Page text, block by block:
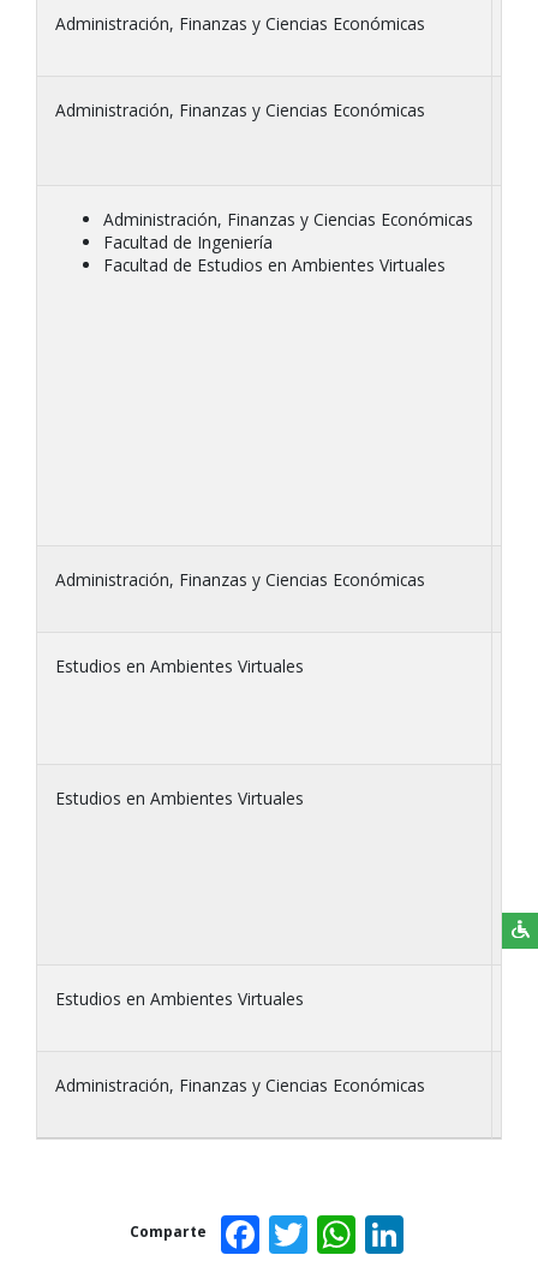
Administración, Finanzas y Ciencias Económicas
Administración, Finanzas y Ciencias Económicas
Administración, Finanzas y Ciencias Económicas
Facultad de Ingeniería
Facultad de Estudios en Ambientes Virtuales
Administración, Finanzas y Ciencias Económicas
Estudios en Ambientes Virtuales
Estudios en Ambientes Virtuales
Estudios en Ambientes Virtuales
Administración, Finanzas y Ciencias Económicas
Comparte Facebook
Twitter